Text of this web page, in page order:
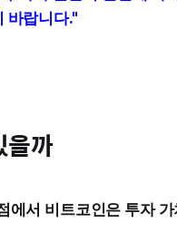
바랍니다."
을까
에서 비트코인은 투자